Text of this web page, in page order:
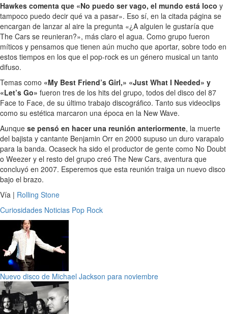
Hawkes comenta que «No puedo ser vago, el mundo está loco y
tampoco puedo decir qué va a pasar». Eso sí, en la citada página se
encargan de lanzar al aire la pregunta «¿A alguien le gustaría que
The Cars se reunieran?», más claro el agua. Como grupo fueron
míticos y pensamos que tienen aún mucho que aportar, sobre todo en
estos tiempos en los que el pop-rock es un género musical un tanto
difuso.
Temas como «My Best Friend’s Girl,» «Just What I Needed» y
«Let’s Go» fueron tres de los hits del grupo, todos del disco del 87
Face to Face, de su último trabajo discográfico. Tanto sus videoclips
como su estética marcaron una época en la New Wave.
Aunque se pensó en hacer una reunión anteriormente, la muerte
del bajista y cantante Benjamin Orr en 2000 supuso un duro varapalo
para la banda. Ocaseck ha sido el productor de gente como No Doubt
o Weezer y el resto del grupo creó The New Cars, aventura que
concluyó en 2007. Esperemos que esta reunión traiga un nuevo disco
bajo el brazo.
Vía | Rolling Stone
Curiosidades Noticias Pop Rock
Nuevo disco de Michael Jackson para noviembre